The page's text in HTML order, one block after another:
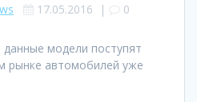
17.05.2016 | 0
модели поступят
рынке автомобилей уже